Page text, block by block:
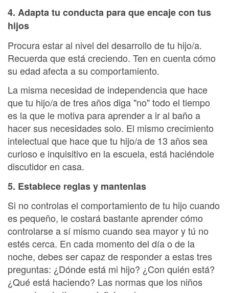
4. Adapta tu conducta para que encaje con tus
hijos
Procura estar al nivel del desarrollo de tu hijo/a.
Recuerda que está creciendo. Ten en cuenta cómo
su edad afecta a su comportamiento.
La misma necesidad de independencia que hace
que tu hijo/a de tres años diga "no" todo el tiempo
es la que le motiva para aprender a ir al baño a
hacer sus necesidades solo. El mismo crecimiento
intelectual que hace que tu hijo/a de 13 años sea
curioso e inquisitivo en la escuela, está haciéndole
discutidor en casa.
5. Establece reglas y mantenlas
Si no controlas el comportamiento de tu hijo cuando
es pequeño, le costará bastante aprender cómo
controlarse a sí mismo cuando sea mayor y tú no
estés cerca. En cada momento del día o de la
noche, debes ser capaz de responder a estas tres
preguntas: ¿Dónde está mi hijo? ¿Con quién está?
¿Qué está haciendo? Las normas que los niños